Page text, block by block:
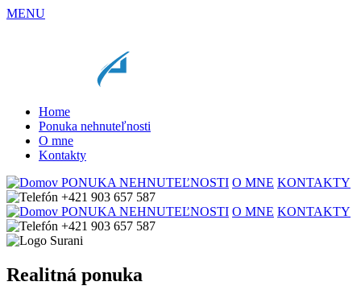
MENU
Home
Ponuka nehnuteľnosti
O mne
Kontakty
PONUKA NEHNUTEĽNOSTI O MNE KONTAKTY
+421 903 657 587
PONUKA NEHNUTEĽNOSTI O MNE KONTAKTY
+421 903 657 587
Realitná ponuka